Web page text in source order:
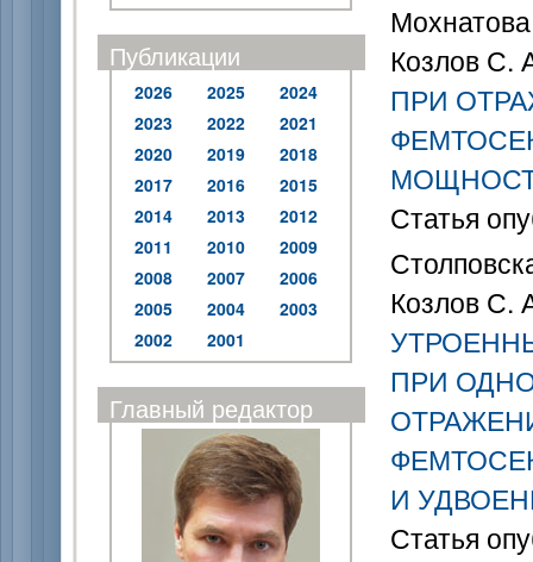
Публикации
2026 2025
2024
2023
2022
2021
2020
2019
2018
2017
2016
2015
2014
2013
2012
2011
2010
2009
2008
2007
2006
2005
2004
2003
2002
2001
Главный редактор
Козлов С.
ПРИ
Статья
Козлов С.
ПРИ
И
Статья